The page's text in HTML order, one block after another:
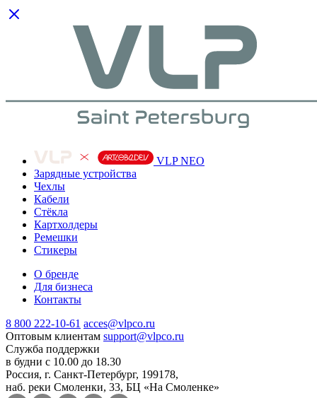
VLP NEO
Зарядные устройства
Чехлы
Кабели
Cтёкла
Картхолдеры
Ремешки
Стикеры
О бренде
Для бизнеса
Контакты
8 800 222-10-61 acces@vlpco.ru
Оптовым клиентам support@vlpco.ru
Служба поддержки
в будни с 10.00 до 18.30
Россия, г. Санкт-Петербург, 199178,
наб. реки Смоленки, 33, БЦ «На Смоленке»